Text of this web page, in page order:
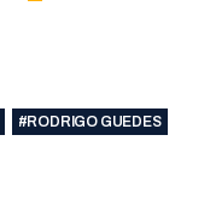
#RODRIGO GUEDES